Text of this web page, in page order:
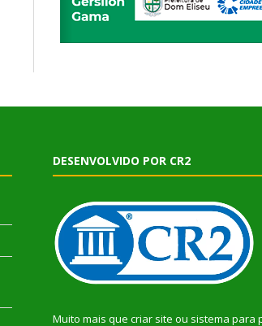
DESENVOLVIDO POR CR2
Muito mais que criar site ou sistema para